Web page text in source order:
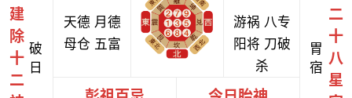
建
除
十
二
破
日
天德 月德
母仓 五富
游祸 八专
阳将 刀破
杀
胃
宿
二
十
八
星